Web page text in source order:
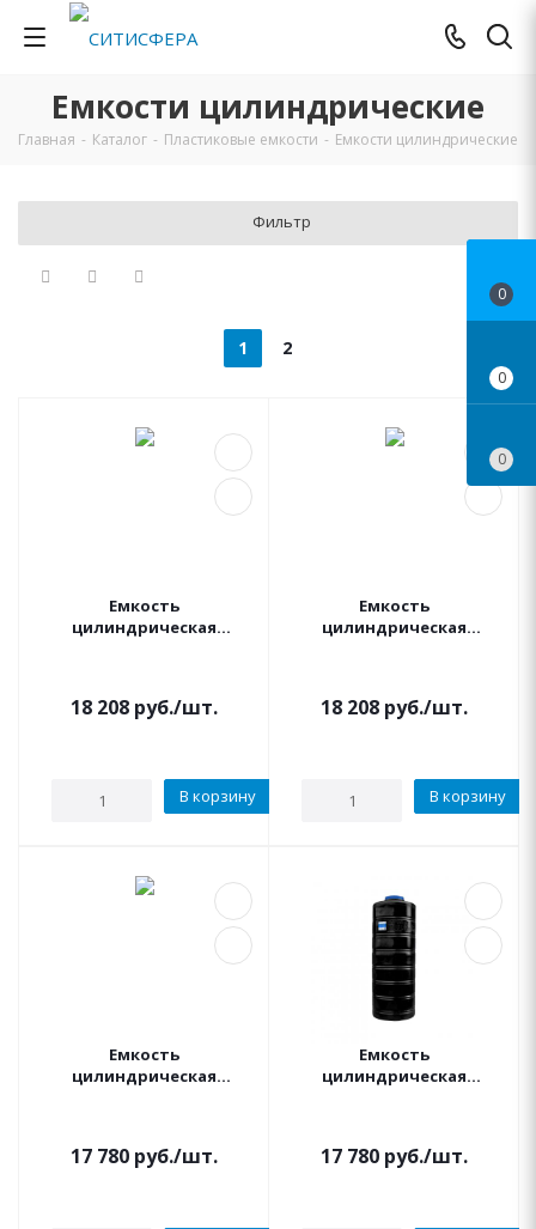
Емкости цилиндрические
Главная - Каталог - Пластиковые емкости - Емкости цилиндрические
Фильтр
1 2
Емкость
цилиндрическая
18 208 руб./шт.
В корзину
Емкость
цилиндрическая
18 208 руб./шт.
В корзину
Емкость
цилиндрическая
17 780 руб./шт.
Емкость
цилиндрическая
17 780 руб./шт.
0
0
0